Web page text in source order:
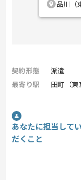
品川（
契約形態
派遣
最寄り駅
田町（
あなたに担当して
だくこと